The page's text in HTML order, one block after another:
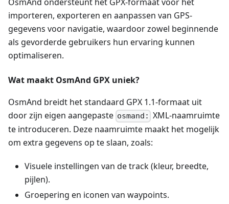
importeren, exporteren en aanpassen van GPS-
gegevens voor navigatie, waardoor zowel beginnende
als gevorderde gebruikers hun ervaring kunnen
optimaliseren.
Wat maakt OsmAnd GPX uniek?
OsmAnd breidt het standaard GPX 1.1-formaat uit
door zijn eigen aangepaste osmand: XML-naamruimte
te introduceren. Deze naamruimte maakt het mogelijk
om extra gegevens op te slaan, zoals:
Visuele instellingen van de track (kleur, breedte,
pijlen).
Groepering en iconen van waypoints.